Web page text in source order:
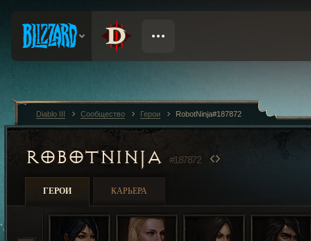
ROBOTNINJA #187872
ГЕРОИ КАРЬЕРА
Diablo III Сообщество Герои RobotNinja#187872